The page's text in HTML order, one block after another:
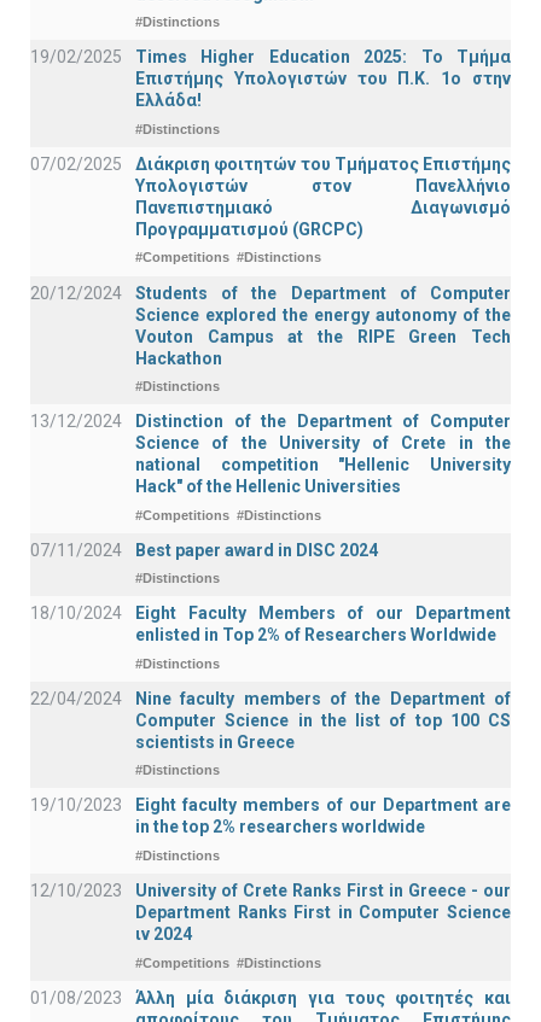
#Distinctions
19/02/2025
Times Higher Education 2025: Το Τμήμα
Επιστήμης Υπολογιστών του Π.Κ. 1ο στην
Ελλάδα!
#Distinctions
07/02/2025
Διάκριση φοιτητών του Τμήματος Επιστήμης
Υπολογιστών στον Πανελλήνιο
Πανεπιστημιακό Διαγωνισμό
Προγραμματισμού (GRCPC)
#Competitions #Distinctions
20/12/2024
Students of the Department of Computer
Science explored the energy autonomy of the
Vouton Campus at the RIPE Green Tech
Hackathon
#Distinctions
13/12/2024
Distinction of the Department of Computer
Science of the University of Crete in the
national competition "Hellenic University
Hack" of the Hellenic Universities
#Competitions #Distinctions
07/11/2024 Best paper award in DISC 2024
#Distinctions
18/10/2024
Eight Faculty Members of our Department
enlisted in Top 2% of Researchers Worldwide
#Distinctions
22/04/2024
Nine faculty members of the Department of
Computer Science in the list of top 100 CS
scientists in Greece
#Distinctions
19/10/2023
Eight faculty members of our Department are
in the top 2% researchers worldwide
#Distinctions
12/10/2023
University of Crete Ranks First in Greece - our
Department Ranks First in Computer Science
ιν 2024
#Competitions #Distinctions
01/08/2023
Άλλη μία διάκριση για τους φοιτητές και